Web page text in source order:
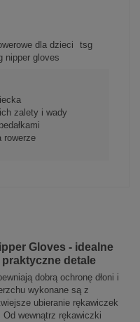
dla dzieci
tsg
nipper gloves
zalety i wady
rowerze
Gloves - idealne
detale
dobrą ochronę dłoni i
wykonane są z
ubieranie rękawiczek
Od wewnątrz rękawiczki